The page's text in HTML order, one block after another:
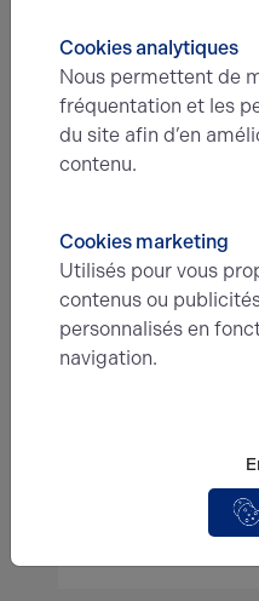
E-mail*
Type d'offre
Cookies analytiques
Nous permettent de
fréquentation et les
du site afin d’en
contenu.
Cookies marketing
Utilisés pour vous
contenus ou
personnalisés en
navigation.